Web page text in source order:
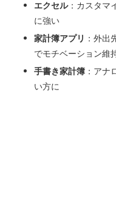
エクセル：カスタマ
に強い
家計簿アプリ ：外出
でモチベーション維
手書き家計簿 ：アナ
い方に